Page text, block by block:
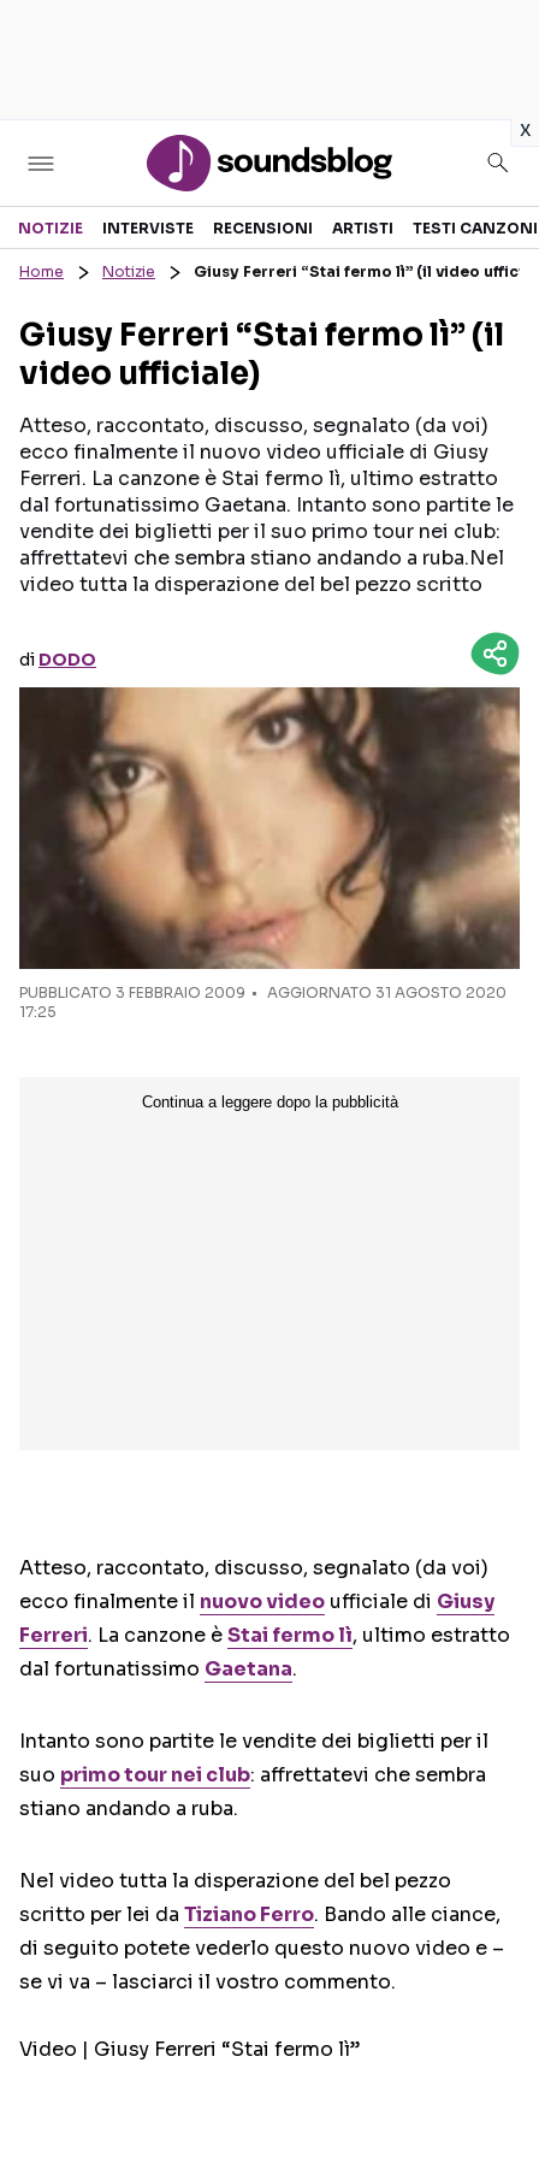
x
Sezioni
RECENSIONI MUSICALI
INTERVISTE
GOSSIP E CURIOSITÀ
TESTI CANZONI
TALENT SHOW
Seguici sui social
NOTIZIE INTERVISTE RECENSIONI ARTISTI TESTI CANZONI
Home Notizie Giusy Ferreri “Stai fermo lì” (il video
Giusy Ferreri “Stai fermo lì” (il
video ufficiale)
Atteso, raccontato, discusso, segnalato (da voi)
ecco finalmente il nuovo video ufficiale di Giusy
Ferreri. La canzone è Stai fermo lì, ultimo estratto
dal fortunatissimo Gaetana. Intanto sono partite le
vendite dei biglietti per il suo primo tour nei club:
affrettatevi che sembra stiano andando a ruba.Nel
video tutta la disperazione del bel pezzo scritto
di DODO
PUBBLICATO 3 FEBBRAIO 2009
AGGIORNATO 31 AGOSTO 2020
17:25
Atteso, raccontato, discusso, segnalato (da voi)
ecco finalmente il nuovo video ufficiale di Giusy
Ferreri. La canzone èStai fermo lì, ultimo estratto
dal fortunatissimo Gaetana.
Intanto sono partite le vendite dei biglietti per il
suo primo tour nei club: affrettatevi che sembra
stiano andando a ruba.
Nel video tutta la disperazione del bel pezzo
scritto per lei da Tiziano Ferro. Bando alle ciance,
di seguito potete vederlo questo nuovo video e –
se vi va – lasciarci il vostro commento.
Video | Giusy Ferreri “Stai fermo lì”